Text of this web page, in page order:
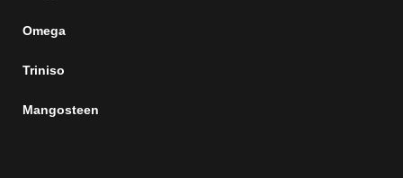
Omega
Triniso
Mangosteen